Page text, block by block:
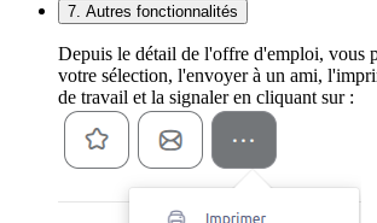
7. Autres fonctionnalités
Depuis le détail de l'offre d'emploi, vous
votre sélection, l'envoyer à un ami,
de travail et la signaler en cliquant sur :